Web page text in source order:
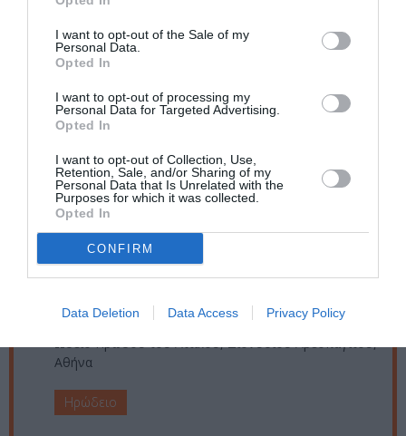
I want to opt-out of the Sale of my
Personal Data.
Opted In
I want to opt-out of processing my
Personal Data for Targeted Advertising.
Opted In
I want to opt-out of Collection, Use,
Retention, Sale, and/or Sharing of my
Personal Data that Is Unrelated with the
Purposes for which it was collected.
Opted In
CONFIRM
Data Deletion Data Access Privacy Policy
Φεστιβάλ Αθηνών Επιδαύρου 2026: Τα AΦTER της Πειραιώς
Μια γιορτή του «Κάθετου Χρόνου» και της καλλιτεχνικής
συνάντησης το Φεστιβάλ Αθηνών Επιδαύρου 2026
Φεστιβάλ Αθηνών Επιδαύρου 2026: Ανακαλύψτε το φετινό
Καλλιτεχνικό Πρόγραμμα
Ταυτότητα Εκδήλωσης
Ημερομηνία:
19/06/2026
Παρασκευή | Ώρα 21:00
Τοποθεσία:
Αθήνα
Ηρώδειο